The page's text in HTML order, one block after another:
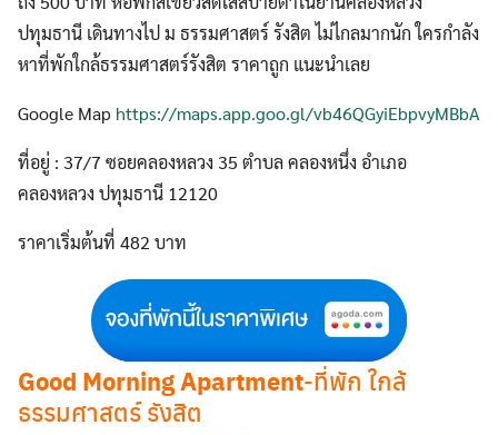
ปทุมธานี เดินทางไป ม ธรรมศาสตร์ รังสิต ไม่ไกลมากนัก ใครกำลัง
หาที่พักใกล้ธรรมศาสตร์รังสิต ราคาถูก แนะนำเลย
Google Map https://maps.app.goo.gl/vb46QGyiEbpvyMBbA
ที่อยู่ : 37/7 ซอยคลองหลวง 35 ตำบล คลองหนึ่ง อำเภอ
คลองหลวง ปทุมธานี 12120
ราคาเริ่มต้นที่ 482 บาท
Good Morning Apartment-ที่พัก ใกล้
ธรรมศาสตร์ รังสิต